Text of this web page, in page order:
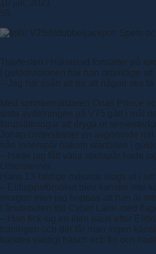
10 juli, 2021
59
Travfesten i Halmstad fortsätter på
I gulddivisionen har han drömläge
– Jag har svårt att tro att någon ska
Med sprintermästaren Önas Prince
sista avdelningen på V75 gått i mål
förutsättningar att dryga ut
Johan Untersteiner en avgörande
från innerspår bakom startbilen i
– Hade jag fått välja startspår hade
Untersteiner.
Hans 13-faldige miljonär slogs ut i
– Elitloppsförsöket blev kanske inte
morgon men jag hoppas att han är
I årsdebuten föll Cyber Lane med
– Han fick sig en liten paus efter
träningen och där får man ingen
kändes väldigt fräsch och fin och